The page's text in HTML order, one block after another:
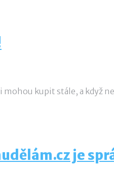
kupit stále, a když
je